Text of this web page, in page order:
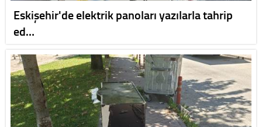
Eskişehir'de elektrik panoları yazılarla tahrip
ed…